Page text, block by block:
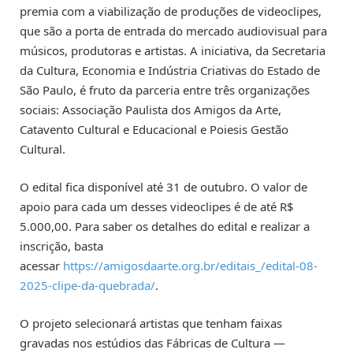
premia com a viabilização de produções de videoclipes,
que são a porta de entrada do mercado audiovisual para
músicos, produtoras e artistas. A iniciativa, da Secretaria
da Cultura, Economia e Indústria Criativas do Estado de
São Paulo, é fruto da parceria entre três organizações
sociais: Associação Paulista dos Amigos da Arte,
Catavento Cultural e Educacional e Poiesis Gestão
Cultural.
O edital fica disponível até 31 de outubro. O valor de
apoio para cada um desses videoclipes é de até R$
5.000,00. Para saber os detalhes do edital e realizar a
inscrição, basta
acessar https://amigosdaarte.org.br/editais_/edital-08-
2025-clipe-da-quebrada/.
O projeto selecionará artistas que tenham faixas
gravadas nos estúdios das Fábricas de Cultura —